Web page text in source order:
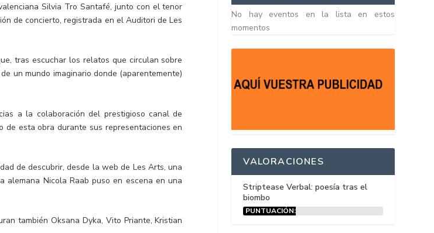
Silvia Tro Santafé, junto con el tenor
de concierto, registrada en el Auditori de Les
tras escuchar los relatos que circulan sobre
un mundo imaginario donde (aparentemente)
a la colaboración del prestigioso canal de
de esta obra durante sus representaciones en
de descubrir, desde la web de Les Arts, una
alemana Nicola Raab puso en escena en una
también Oksana Dyka, Vito Priante, Kristian
No hay eventos en la lista en estos
momentos
VALORACIONES
Striptease Verbal: poesía tras el
biombo
PUNTUACIÓN: